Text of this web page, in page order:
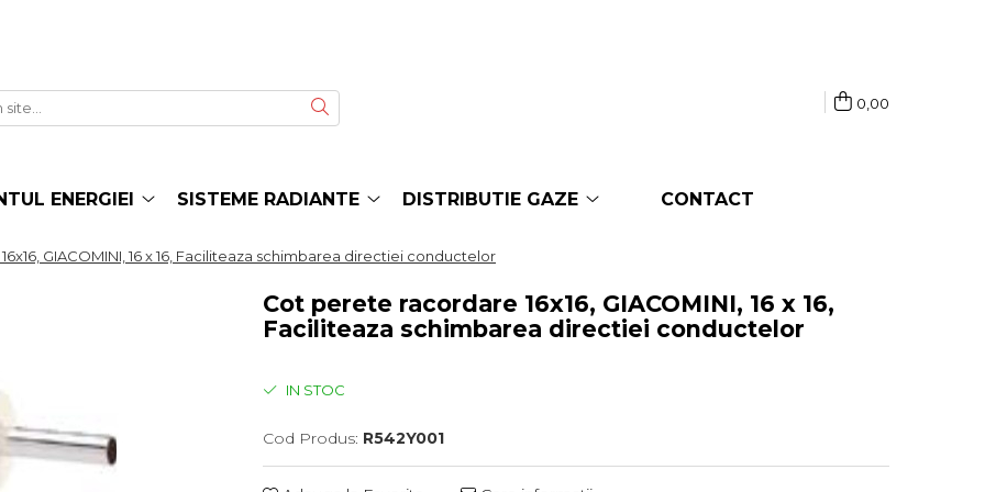
0,00
ENERGIEI SISTEME RADIANTE DISTRIBUTIE GAZE CONTACT
GIACOMINI, 16 x 16, Faciliteaza schimbarea directiei conductelor
Cot perete racordare 16x16, GIACOMINI, 16 x 16,
Faciliteaza schimbarea directiei conductelor
IN STOC
Cod Produs: R542Y001